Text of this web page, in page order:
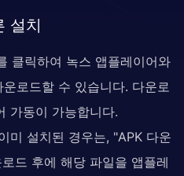
설치
클릭하여 녹스 앱플레이어와
로드할 수 있습니다. 다운로
가동이 가능합니다.
미 설치된 경우는, "APK 다운
드 후에 해당 파일을 앱플레